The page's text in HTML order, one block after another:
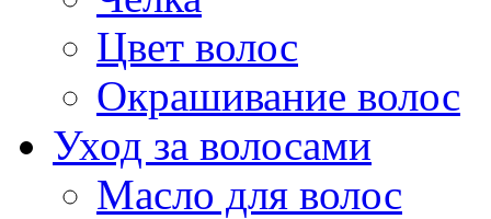
Цвет волос
Окрашивание волос
Уход за волосами
Масло для волос